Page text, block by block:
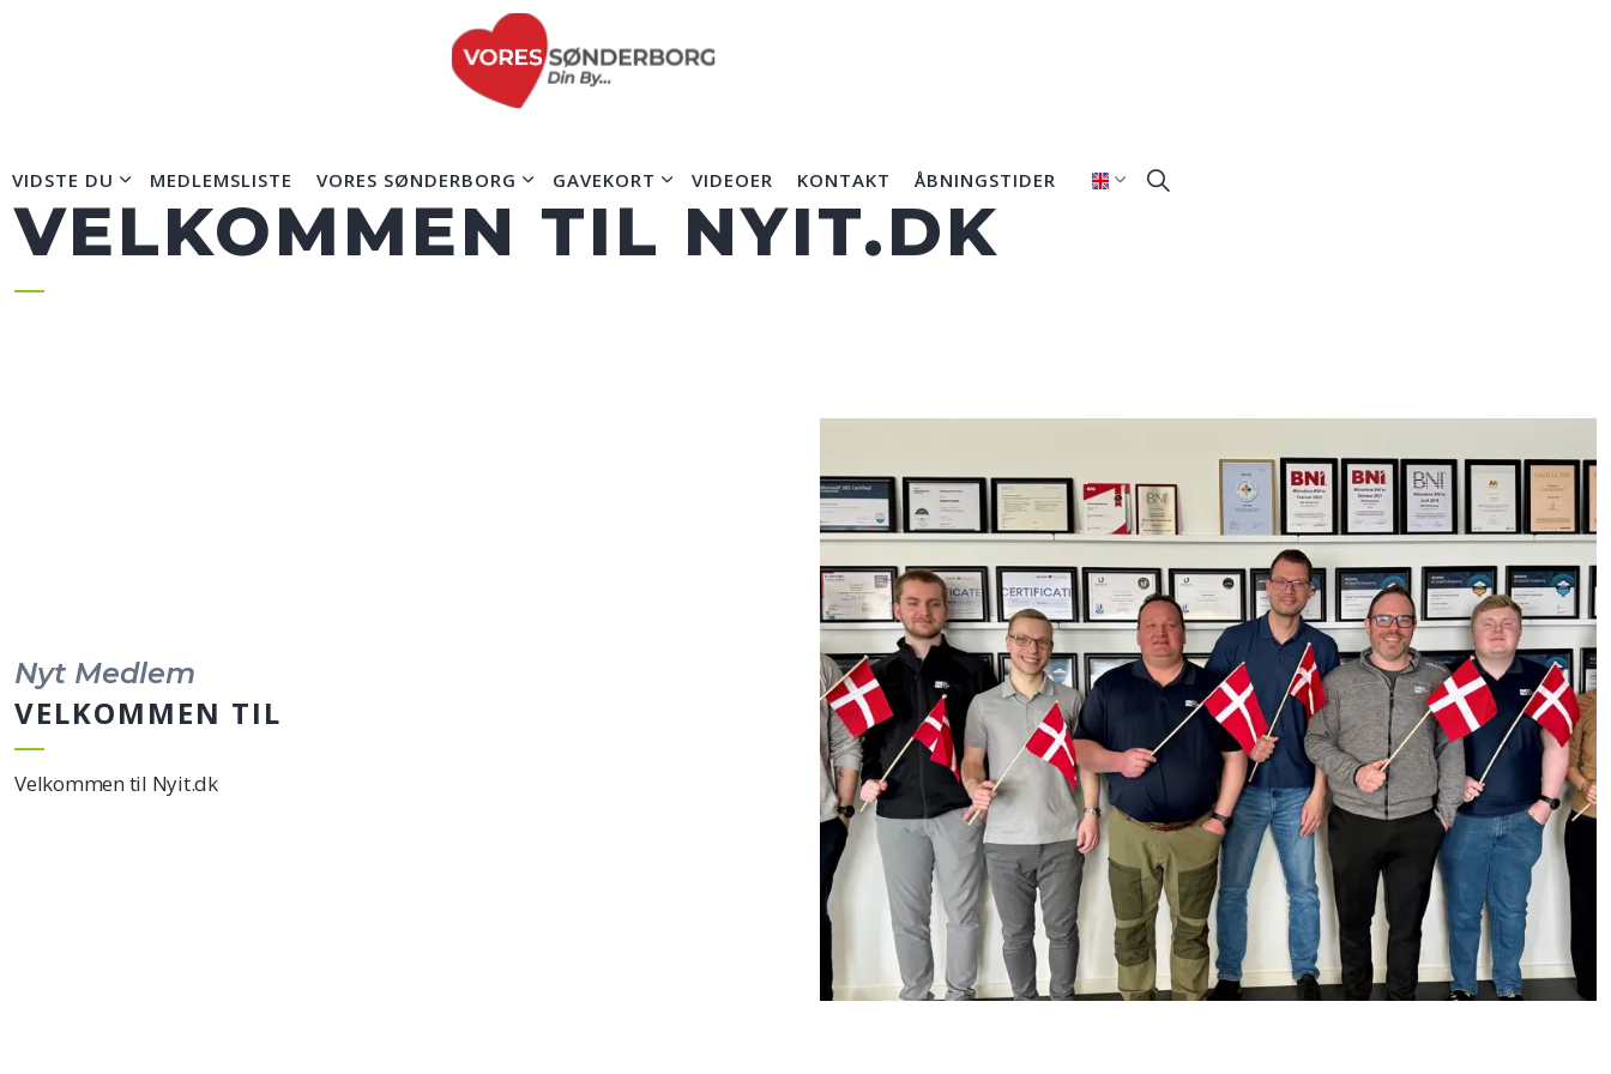
VIDSTE DU MEDLEMSLISTE VORES SØNDERBORG GAVEKORT VIDEOER KONTAKT ÅBNINGSTIDER
VELKOMMEN TIL NYIT.DK
Nyt Medlem
VELKOMMEN TIL
Velkommen til Nyit.dk